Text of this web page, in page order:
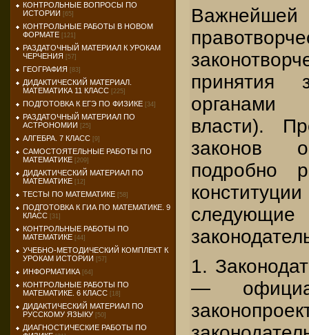
КОНТРОЛЬНЫЕ ВОПРОСЫ ПО
ИСТОРИИ [65]
КОНТРОЛЬНЫЕ РАБОТЫ В НОВОМ
ФОРМАТЕ [121]
РАЗДАТОЧНЫЙ МАТЕРИАЛ К УРОКАМ
ЧЕРЧЕНИЯ [57]
ГЕОГРАФИЯ [83]
ДИДАКТИЧЕСКИЙ МАТЕРИАЛ.
МАТЕМАТИКА 11 КЛАСС [225]
ПОДГОТОВКА К ЕГЭ ПО ФИЗИКЕ [34]
РАЗДАТОЧНЫЙ МАТЕРИАЛ ПО
АСТРОНОМИИ [25]
АЛГЕБРА. 7 КЛАСС [9]
САМОСТОЯТЕЛЬНЫЕ РАБОТЫ ПО
МАТЕМАТИКЕ [209]
ДИДАКТИЧЕСКИЙ МАТЕРИАЛ ПО
МАТЕМАТИКЕ [12]
ТЕСТЫ ПО МАТЕМАТИКЕ [58]
ПОДГОТОВКА К ГИА ПО МАТЕМАТИКЕ. 9
КЛАСС [31]
КОНТРОЛЬНЫЕ РАБОТЫ ПО
МАТЕМАТИКЕ [44]
УЧЕБНО-МЕТОДИЧЕСКИЙ КОМПЛЕКТ К
УРОКАМ ИСТОРИИ [57]
ИНФОРМАТИКА [64]
КОНТРОЛЬНЫЕ РАБОТЫ ПО
МАТЕМАТИКЕ. 6 КЛАСС [18]
ДИДАКТИЧЕСКИЙ МАТЕРИАЛ ПО
РУССКОМУ ЯЗЫКУ [50]
ДИАГНОСТИЧЕСКИЕ РАБОТЫ ПО
принятия
органами
власти).
законов
подробно
1.
—